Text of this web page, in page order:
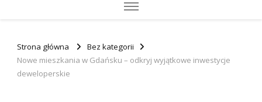
Strona główna
Bez kategorii
Nowe mieszkania w Gdańsku – odkryj wyjątkowe inwestycje
deweloperskie